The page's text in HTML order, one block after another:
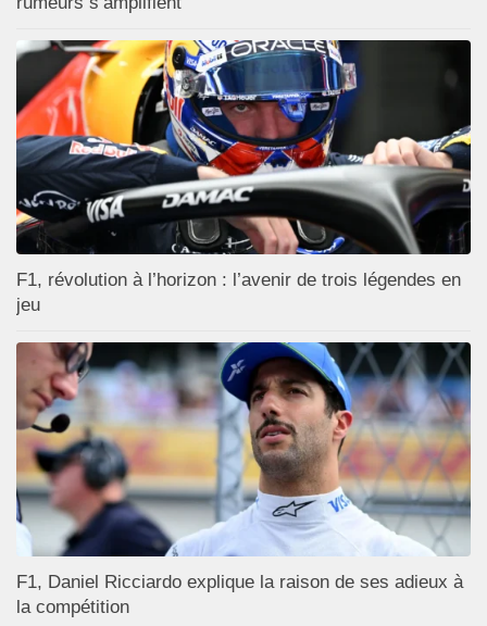
F1, révolution à l’horizon : l’avenir de trois légendes en
jeu
F1, Daniel Ricciardo explique la raison de ses adieux à
la compétition